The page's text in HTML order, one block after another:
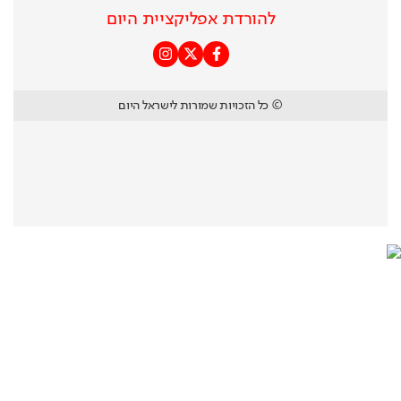
להורדת אפליקציית היום
© כל הזכויות שמורות לישראל היום